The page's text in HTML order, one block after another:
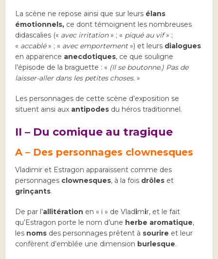
La scène ne repose ainsi que sur leurs élans
émotionnels, ce dont témoignent les nombreuses
didascalies (« avec irritation» ; « piqué au vif» ;
« accablé» ; « avec emportement») et leurs dialogues
en apparence anecdotiques, ce que souligne
l’épisode de la braguette : « (Il se boutonne.) Pas de
laisser-aller dans les petites choses. »
Les personnages de cette scène d’exposition se
situent ainsi aux antipodes du héros traditionnel.
II – Du comique au tragique
A – Des personnages clownesques
Vladimir et Estragon apparaissent comme des
personnages clownesques, à la fois drôles et
grinçants.
De par l’allitération en « i » de Vladimir, et le fait
qu’Estragon porte le nom d’une herbe aromatique,
les noms des personnages prêtent à sourire et leur
confèrent d’emblée une dimension burlesque.